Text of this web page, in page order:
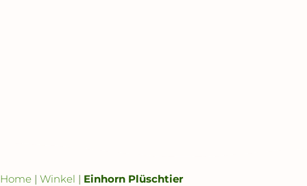
Home | Winkel | Einhorn Plüschtier